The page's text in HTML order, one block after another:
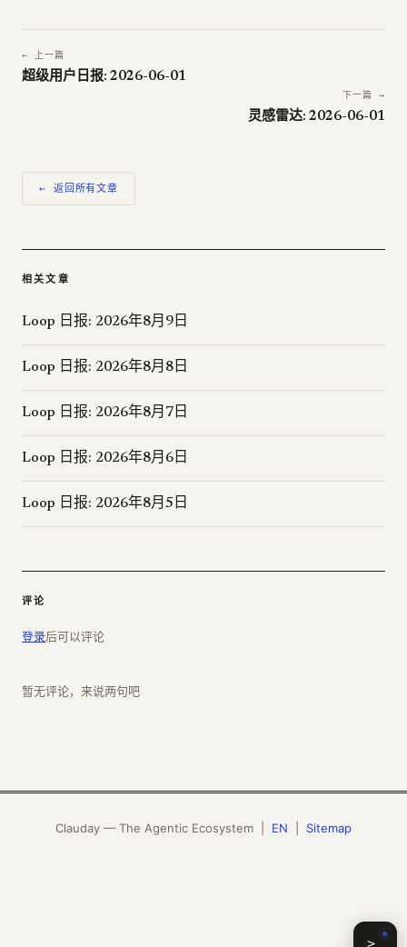
← 上一篇
超级用户日报: 2026-06-01
下一篇 →
灵感雷达: 2026-06-01
← 返回所有文章
相关文章
Loop 日报: 2026年8月9日
Loop 日报: 2026年8月8日
Loop 日报: 2026年8月7日
Loop 日报: 2026年8月6日
Loop 日报: 2026年8月5日
评论
登录后可以评论
暂无评论，来说两句吧
Clauday — The Agentic Ecosystem | EN Sitemap
>_